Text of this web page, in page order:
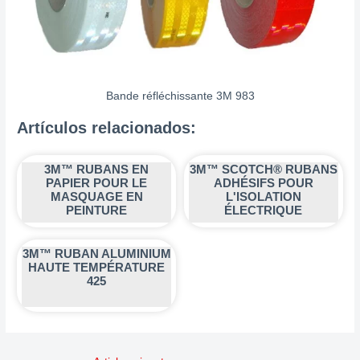
Bande réfléchissante 3M 983
Artículos relacionados:
3M™ RUBANS EN
PAPIER POUR LE
MASQUAGE EN
PEINTURE
3M™ SCOTCH® RUBANS
ADHÉSIFS POUR
L'ISOLATION
ÉLECTRIQUE
3M™ RUBAN ALUMINIUM
HAUTE TEMPÉRATURE
425